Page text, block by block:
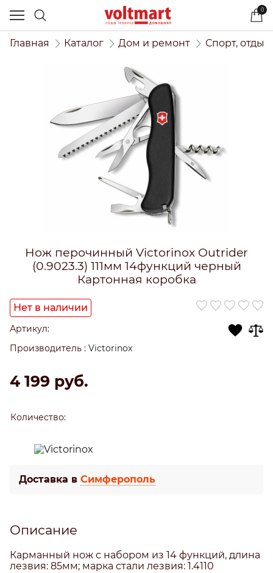
0
Главная Каталог Дом и ремонт Спорт,
Нож перочинный Victorinox Outrider
(0.9023.3) 111мм 14функций черный
Картонная коробка
Нет в наличии
Артикул:
Производитель : Victorinox
4 199 руб.
Количество:
Доставка в Симферополь
Описание
Карманный нож с набором из 14 функций, длина
лезвия: 85мм; марка стали лезвия: 1.4110